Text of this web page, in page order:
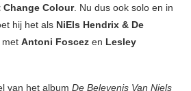
Change Colour. Nu dus ook solo en in
hij het als NiEls Hendrix & De
met Antoni Foscez en Lesley
van het album De Belevenis Van Niels